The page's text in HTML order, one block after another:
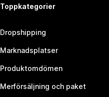
Toppkategorier
Dropshipping
Marknadsplatser
Produktomdömen
Merförsäljning och paket